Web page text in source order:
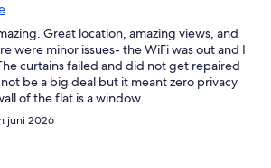
Great location, amazing views, and
were minor issues- the WiFi was out and I
curtains failed and did not get repaired
be a big deal but it meant zero privacy
of the flat is a window.
juni 2026